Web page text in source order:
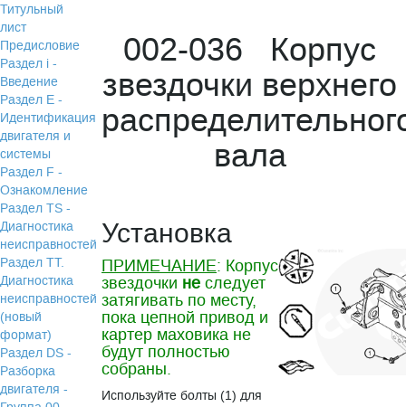
Титульный
лист
Предисловие
Раздел i -
Введение
Раздел Е -
Идентификация
двигателя и
системы
Раздел F -
Ознакомление
Раздел TS -
Диагностика
неисправностей
Раздел TТ.
Диагностика
неисправностей
(новый
формат)
Раздел DS -
Разборка
двигателя -
002-036 Корпус
звездочки верхнего
вала
Установка
ПРИМЕЧАНИЕ: Корпус
звездочки неследует
затягивать по месту,
пока цепной привод и
картер маховика не
будут полностью
собраны.
Используйте болты (1) для